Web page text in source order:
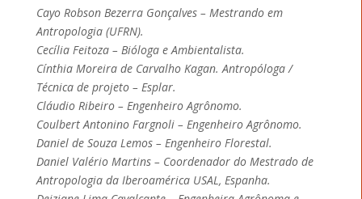
Cayo Robson Bezerra Gonçalves – Mestrando em
Antropologia (UFRN).
Cecília Feitoza – Bióloga e Ambientalista.
Cínthia Moreira de Carvalho Kagan. Antropóloga /
Técnica de projeto – Esplar.
Cláudio Ribeiro – Engenheiro Agrônomo.
Coulbert Antonino Fargnoli – Engenheiro Agrônomo.
Daniel de Souza Lemos – Engenheiro Florestal.
Daniel Valério Martins – Coordenador do Mestrado de
Antropologia da Iberoamérica USAL, Espanha.